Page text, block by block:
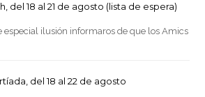
del 18 al 21 de agosto (lista de espera)
especial ilusión informaros de que los Amics
del 18 al 22 de agosto